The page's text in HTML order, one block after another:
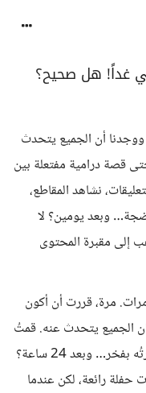
غداً! هل صحيح؟
ووجدنا أن الجميع يتحدث
قصة درامية مفتعلة بين
نشاهد المقاطع،
وبعد يومين؟ لا
إلى مقبرة المحتوى
مرة، قررت أن أكون
الجميع يتحدث عنه. قمتُ
بتصوير فيديو، أضفت المؤثرات، نشرتُه بفخر… وبعد 24 ساعة؟
رائعة، لكن عندما